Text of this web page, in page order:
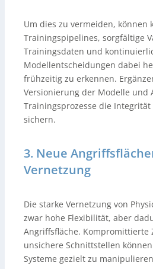
Um dies zu vermeiden, können
Trainingspipelines, sorgfältige
Trainingsdaten und
Modellentscheidungen dabei
frühzeitig zu erkennen.
Versionierung der Modelle und
Trainingsprozesse die
sichern.
3. Neue
Vernetzung
Die starke Vernetzung von
zwar hohe Flexibilität, aber
Angriffsfläche. Kompromittierte
unsichere Schnittstellen
Systeme gezielt zu